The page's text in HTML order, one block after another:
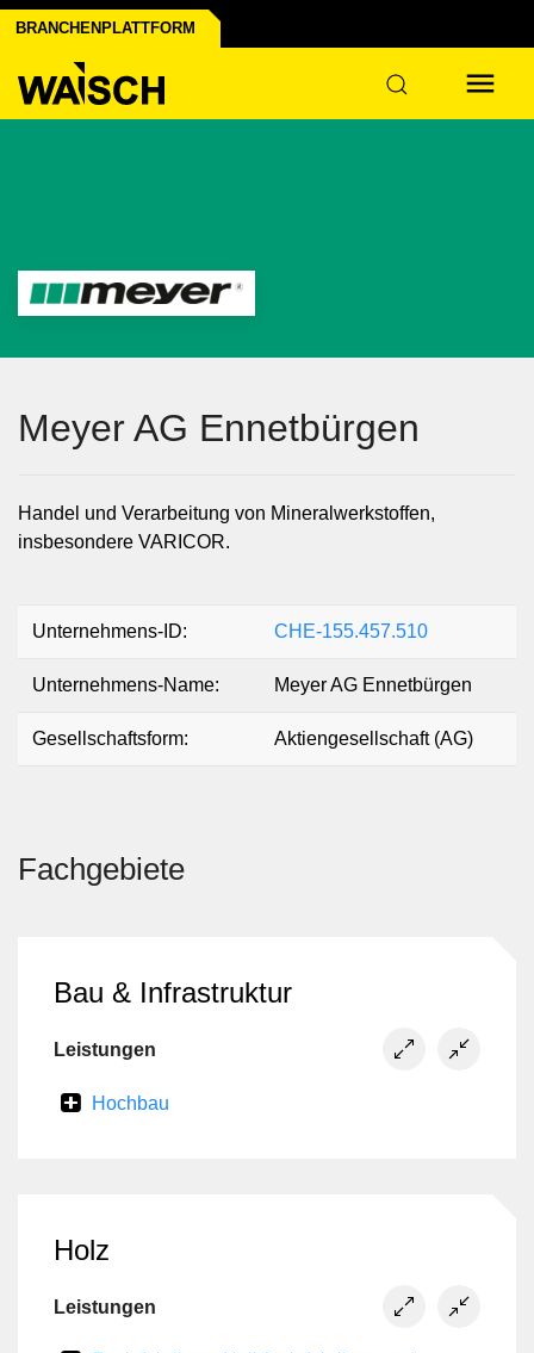
BRANCHENPLATTFORM
erstellen
Meyer AG Ennetbürgen
Handel und Verarbeitung von Mineralwerkstoffen,
insbesondere VARICOR.
Unternehmens-ID: CHE-155.457.510
Unternehmens-Name: Meyer AG Ennetbürgen
Gesellschaftsform: Aktiengesellschaft (AG)
Fachgebiete
Bau & Infrastruktur
Leistungen
Hochbau
Holz
Leistungen